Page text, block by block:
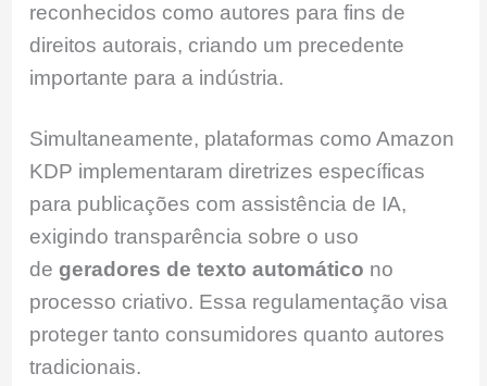
reconhecidos como autores para fins de
direitos autorais, criando um precedente
importante para a indústria.
Simultaneamente, plataformas como Amazon
KDP implementaram diretrizes específicas
para publicações com assistência de IA,
exigindo transparência sobre o uso
degeradores de texto automático no
processo criativo. Essa regulamentação visa
proteger tanto consumidores quanto autores
tradicionais.